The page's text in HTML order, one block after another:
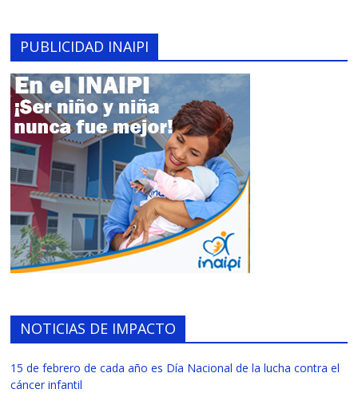
PUBLICIDAD INAIPI
NOTICIAS DE IMPACTO
15 de febrero de cada año es Día Nacional de la lucha contra el
cáncer infantil